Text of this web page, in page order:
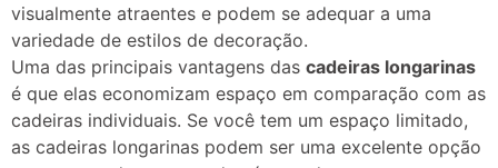
visualmente atraentes e podem se adequar a uma
variedade de estilos de decoração.
Uma das principais vantagens das cadeiras longarinas
é que elas economizam espaço em comparação com as
cadeiras individuais. Se você tem um espaço limitado,
as cadeiras longarinas podem ser uma excelente opção